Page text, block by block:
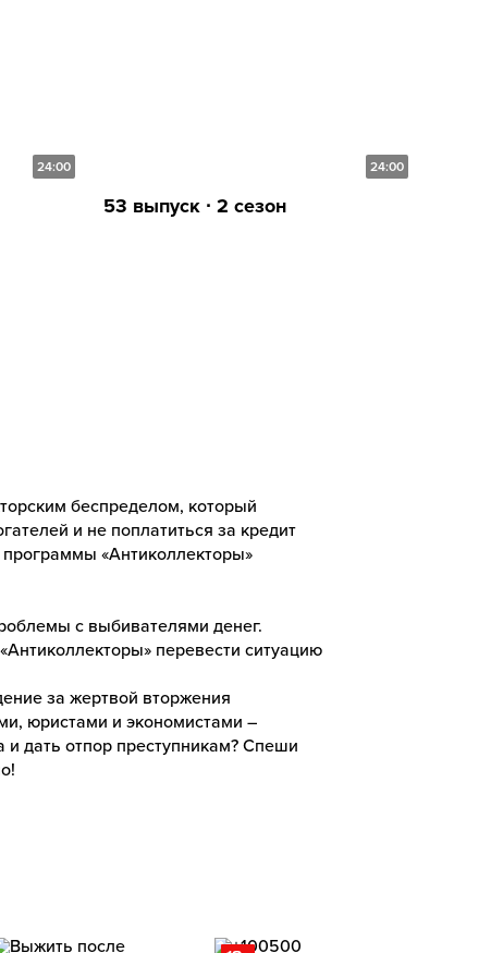
24:00 24:00
53 выпуск ∙ 2 сезон
беспределом, который
и не поплатиться за кредит
«Антиколлекторы»
с выбивателями денег.
перевести ситуацию
за жертвой вторжения
юристами и экономистами –
и дать отпор преступникам? Спеши